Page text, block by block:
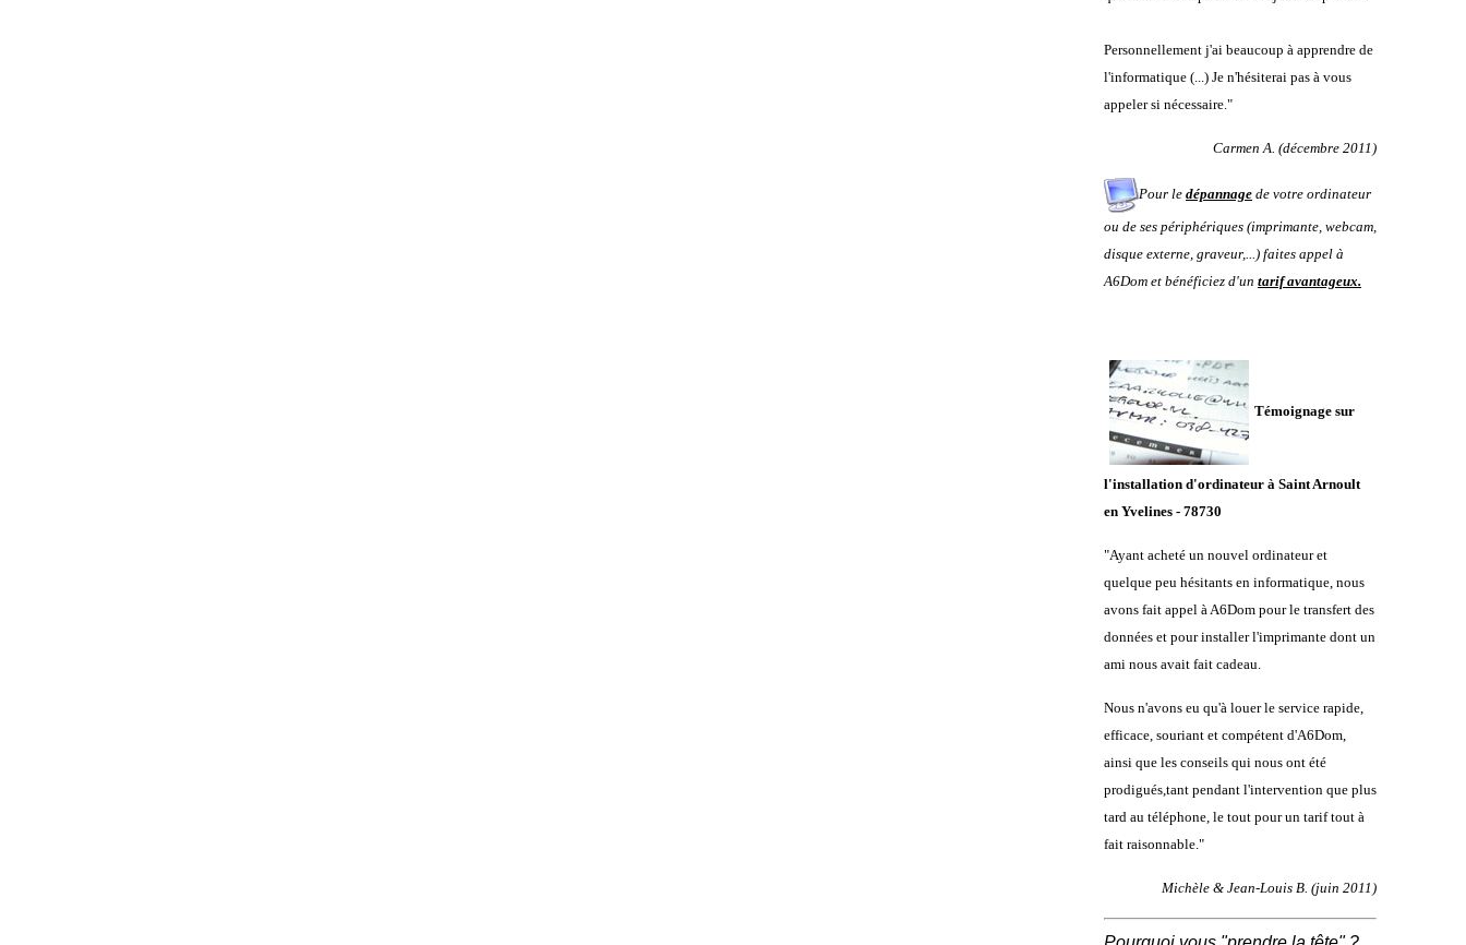
Personnellement j'ai beaucoup à apprendre de
l'informatique (...) Je n'hésiterai pas à vous
appeler si nécessaire."
Carmen A. (décembre 2011)
Pour le dépannage de votre ordinateur
ou de ses périphériques (imprimante, webcam,
disque externe, graveur,...) faites appel à
A6Dom et bénéficiez d'un tarif avantageux.
Témoignage sur
l'installation d'ordinateur à Saint Arnoult
en Yvelines - 78730
"Ayant acheté un nouvel ordinateur et
quelque peu hésitants en informatique, nous
avons fait appel à A6Dom pour le transfert des
données et pour installer l'imprimante dont un
ami nous avait fait cadeau.
Nous n'avons eu qu'à louer le service rapide,
efficace, souriant et compétent d'A6Dom,
ainsi que les conseils qui nous ont été
prodigués,tant pendant l'intervention que plus
tard au téléphone, le tout pour un tarif tout à
fait raisonnable."
Michèle & Jean-Louis B. (juin 2011)